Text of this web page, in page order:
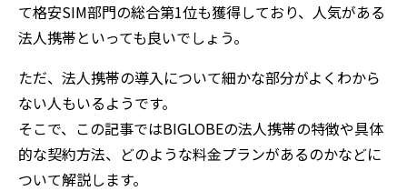
て格安SIM部門の総合第1位も獲得しており、人気がある
法人携帯といっても良いでしょう。
ただ、法人携帯の導入について細かな部分がよくわから
ない人もいるようです。
そこで、この記事ではBIGLOBEの法人携帯の特徴や具体
的な契約方法、どのような料金プランがあるのかなどに
ついて解説します。